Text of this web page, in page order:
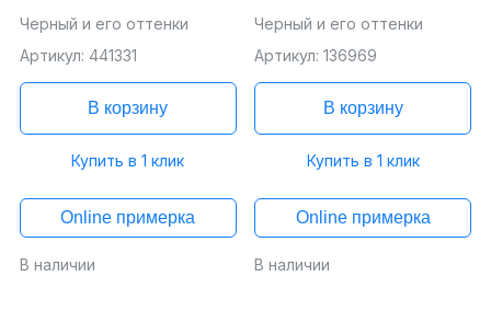
Черный и его оттенки
Артикул: 441331
В корзину
Купить в 1 клик
Online примерка
В наличии
Черный и его оттенки
Артикул: 136969
В корзину
Купить в 1 клик
Online примерка
В наличии